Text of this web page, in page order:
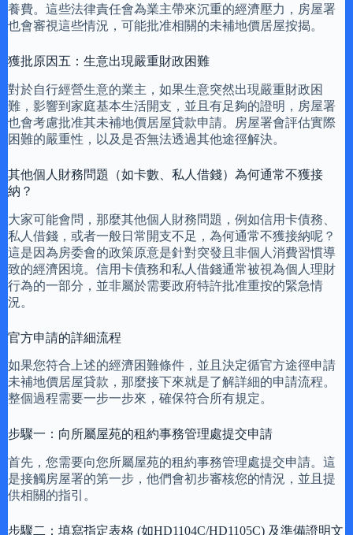
養費。這些法律責任會為業主帶來沉重的經濟壓力，房屋署
也會審視這些情況，可能批准相關的未補地價居屋按揭。
獲批原因五：生意出現嚴重財政困難
對於自行經營生意的業主，如果生意突然出現嚴重財政困
難，影響到家庭基本生活開支，並且有足夠的證明，房屋署
也會考慮批准其未補地價居屋貸款申請。房屋署會評估實際
困難的嚴重性，以及是否無法透過其他途徑解決。
其他個人財務問題（如卡數、私人借錢）為何通常不獲接
納？
大家可能會問，那麼其他個人財務問題，例如信用卡債務、
私人借錢，或者一般日常開支不足，為何通常不獲接納呢？
這是因為房委會的政策原意是針對突發且非個人消費習慣導
致的經濟困境。信用卡債務和私人借錢通常被視為個人理財
行為的一部分，並非屬於需要政府特許批准重按的緊急情
況。
官方申請的詳細流程
如果您符合上述的經濟困難條件，並且決定循官方途徑申請
未補地價居屋貸款，那麼接下來就是了解詳細的申請流程。
整個過程需要一步一步來，確保符合所有規定。
步驟一：向所屬屋苑的租約事務管理處提交申請
首先，您需要向您所屬屋苑的租約事務管理處提交申請。這
是接觸房屋署的第一步，他們會初步審核您的情況，並且提
供相關的指引。
步驟二：填寫指定表格 (如HD1104C/HD1105C) 及準備證明文